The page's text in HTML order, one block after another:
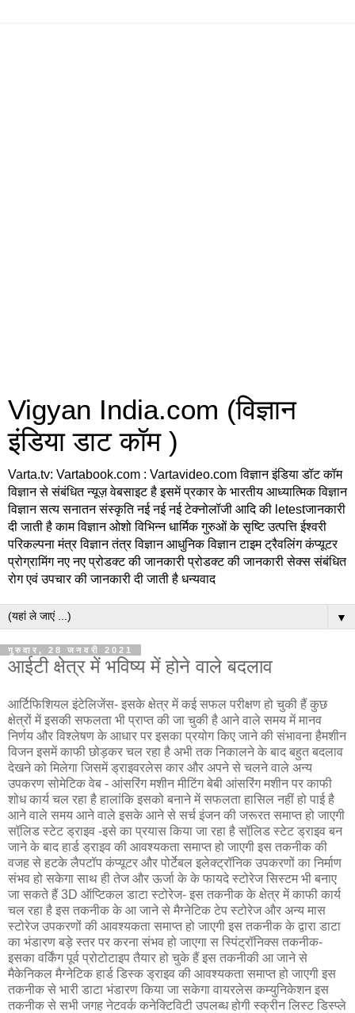
Vigyan India.com (विज्ञान
इंडिया डाट कॉम )
Varta.tv: Vartabook.com : Vartavideo.com विज्ञान इंडिया डॉट कॉम
विज्ञान से संबंधित न्यूज़ वेबसाइट है इसमें प्रकार के भारतीय आध्यात्मिक विज्ञान
विज्ञान सत्य सनातन संस्कृति नई नई नई टेक्नोलॉजी आदि की letestजानकारी
दी जाती है काम विज्ञान ओशो विभिन्न धार्मिक गुरुओं के सृष्टि उत्पत्ति ईश्वरी
परिकल्पना मंत्र विज्ञान तंत्र विज्ञान आधुनिक विज्ञान टाइम ट्रैवलिंग कंप्यूटर
प्रोग्रामिंग नए नए प्रोडक्ट की जानकारी प्रोडक्ट की जानकारी सेक्स संबंधित
रोग एवं उपचार की जानकारी दी जाती है धन्यवाद
▼
गुरुवार, 28 जनवरी 2021
आईटी क्षेत्र में भविष्य में होने वाले बदलाव
आर्टिफिशियल इंटेलिजेंस- इसके क्षेत्र में कई सफल परीक्षण हो चुकी हैं कुछ
क्षेत्रों में इसकी सफलता भी प्राप्त की जा चुकी है आने वाले समय में मानव
निर्णय और विश्लेषण के आधार पर इसका प्रयोग किए जाने की संभावना हैमशीन
विजन इसमें काफी छोड़कर चल रहा है अभी तक निकालने के बाद बहुत बदलाव
देखने को मिलेगा जिसमें ड्राइवरलेस कार और अपने से चलने वाले अन्य
उपकरण सोमेटिक वेब - आंसरिंग मशीन मीटिंग बेबी आंसरिंग मशीन पर काफी
शोध कार्य चल रहा है हालांकि इसको बनाने में सफलता हासिल नहीं हो पाई है
आने वाले समय आने वाले इसके आने से सर्च इंजन की जरूरत समाप्त हो जाएगी
सॉलि़ड स्टेट ड्राइव -इसे का प्रयास किया जा रहा है सॉलि़ड स्टेट ड्राइव बन
जाने के बाद हार्ड ड्राइव की आवश्यकता समाप्त हो जाएगी इस तकनीक की
वजह से हटके लैपटॉप कंप्यूटर और पोर्टेबल इलेक्ट्रॉनिक उपकरणों का निर्माण
संभव हो सकेगा साथ ही तेज और ऊर्जा के के फायदे स्टोरेज सिस्टम भी बनाए
जा सकते हैं 3D ऑप्टिकल डाटा स्टोरेज- इस तकनीक के क्षेत्र में काफी कार्य
चल रहा है इस तकनीक के आ जाने से मैग्नेटिक टेप स्टोरेज और अन्य मास
स्टोरेज उपकरणों की आवश्यकता समाप्त हो जाएगी इस तकनीक के द्वारा डाटा
का भंडारण बड़े स्तर पर करना संभव हो जाएगा स स्पिंट्रॉनिक्स तकनीक-
इसका वर्किंग पूर्व प्रोटोटाइप तैयार हो चुके हैं इस तकनीकी आ जाने से
मैकेनिकल मैग्नेटिक हार्ड डिस्क ड्राइव की आवश्यकता समाप्त हो जाएगी इस
तकनीक से भारी डाटा भंडारण किया जा सकेगा वायरलेस कम्युनिकेशन इस
तकनीक से सभी जगह नेटवर्क कनेक्टिविटी उपलब्ध होगी स्क्रीन लिस्ट डिस्प्ले